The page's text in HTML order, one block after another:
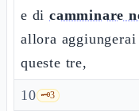
e di camminare
allora
queste tre,
10 🗝️3